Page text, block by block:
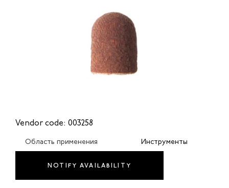
Vendor code: 003258
Область применения Инструменты
NOTIFY AVAILABILITY